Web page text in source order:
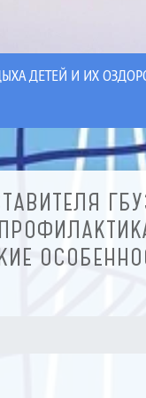
ДЕТЕЙ И ИХ